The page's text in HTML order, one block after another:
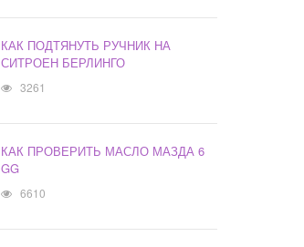
КАК ПОДТЯНУТЬ РУЧНИК НА
СИТРОЕН БЕРЛИНГО
3261
КАК ПРОВЕРИТЬ МАСЛО МАЗДА 6
GG
6610